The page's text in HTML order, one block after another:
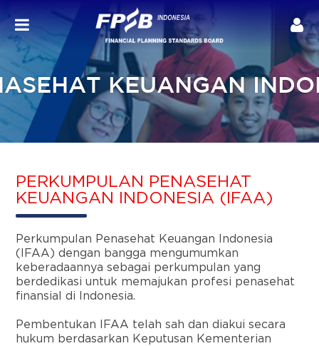
KEUANGAN
PERKUMPULAN PENASEHAT
KEUANGAN INDONESIA (IFAA)
Perkumpulan Penasehat Keuangan Indonesia
(IFAA) dengan bangga mengumumkan
keberadaannya sebagai perkumpulan yang
berdedikasi untuk memajukan profesi penasehat
finansial di Indonesia.
Pembentukan IFAA telah sah dan diakui secara
hukum berdasarkan Keputusan Kementerian